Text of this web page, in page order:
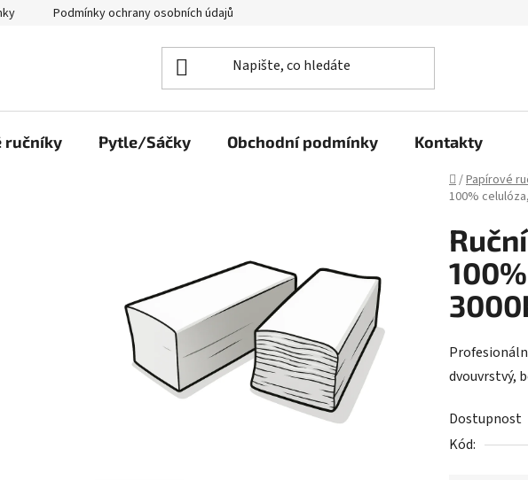
Podmínky ochrany osobních údajů
ručníky Pytle/Sáčky Obchodní podmínky Kontakty
Domů
/Papírové
100%
dvouvrstvý,
Dostupnost
Kód: